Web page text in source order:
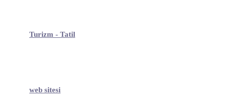
Turizm - Tatil
web sitesi